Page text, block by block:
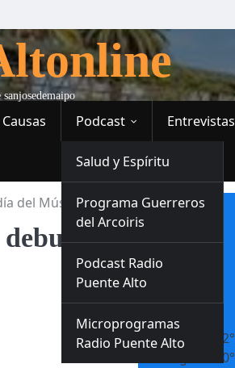
Causas Podcast
Salud y Espíritu
Programa Guerreros
del Arcoiris
Podcast Radio
Puente Alto
Microprogramas
Radio Puente Alto
Entrevistas
del Músico.
en
+13
°
C
+14°
+9°
Puente Alto
Viernes, 07
Sábado
12°
10°